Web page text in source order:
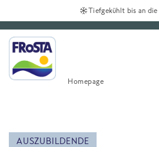
Tiefgekühlt bis an
Homepage
AUSZUBILDENDE